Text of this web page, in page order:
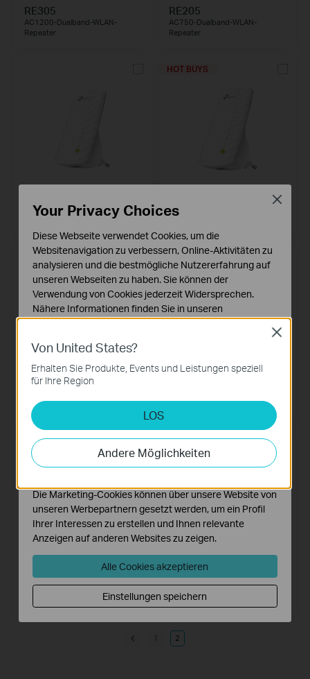
RE305
AC1200-Dualband-WLAN-
Repeater
RE205
AC750-Dualband-WLAN-
Repeater
AC750 Mesh WLAN Repeater
HOT BUYS
AC750-Dualband-WLAN-
AC750-Dualband-WLAN-
Repeater
300 Mbit/s-WLAN-Repeater mit
TL-WA855RE
300Mbit/s-WLAN-Repeater
TL-WA850RE
1 2
Von United States?
Erhalten Sie Produkte, Events und Leistungen speziell
für Ihre Region
LOS
Andere Möglichkeiten
Close
Your Privacy Choices
Diese Webseite verwendet Cookies, um die
Websitenavigation zu verbessern, Online-Aktivitäten zu
analysieren und die bestmögliche Nutzererfahrung auf
unseren Webseiten zu haben. Sie können der
Verwendung von Cookies jederzeit Widersprechen.
Nähere Informationen finden Sie in unseren
Datenschutzhinweisen.
Notwendige Cookies
Diese Cookies sind zur Funktion der Website
erforderlich und können in Ihren Systemen nicht
Analyse- und Marketing-Cookies
Analyse-Cookies ermöglichen es uns, Ihre Aktivitäten
auf unserer Website zu analysieren, um die
Funktionsweise unserer Website zu verbessern und
Die Marketing-Cookies können über unsere Website von
unseren Werbepartnern gesetzt werden, um ein Profil
Ihrer Interessen zu erstellen und Ihnen relevante
Anzeigen auf anderen Websites zu zeigen.
Alle Cookies akzeptieren
Einstellungen speichern
Close